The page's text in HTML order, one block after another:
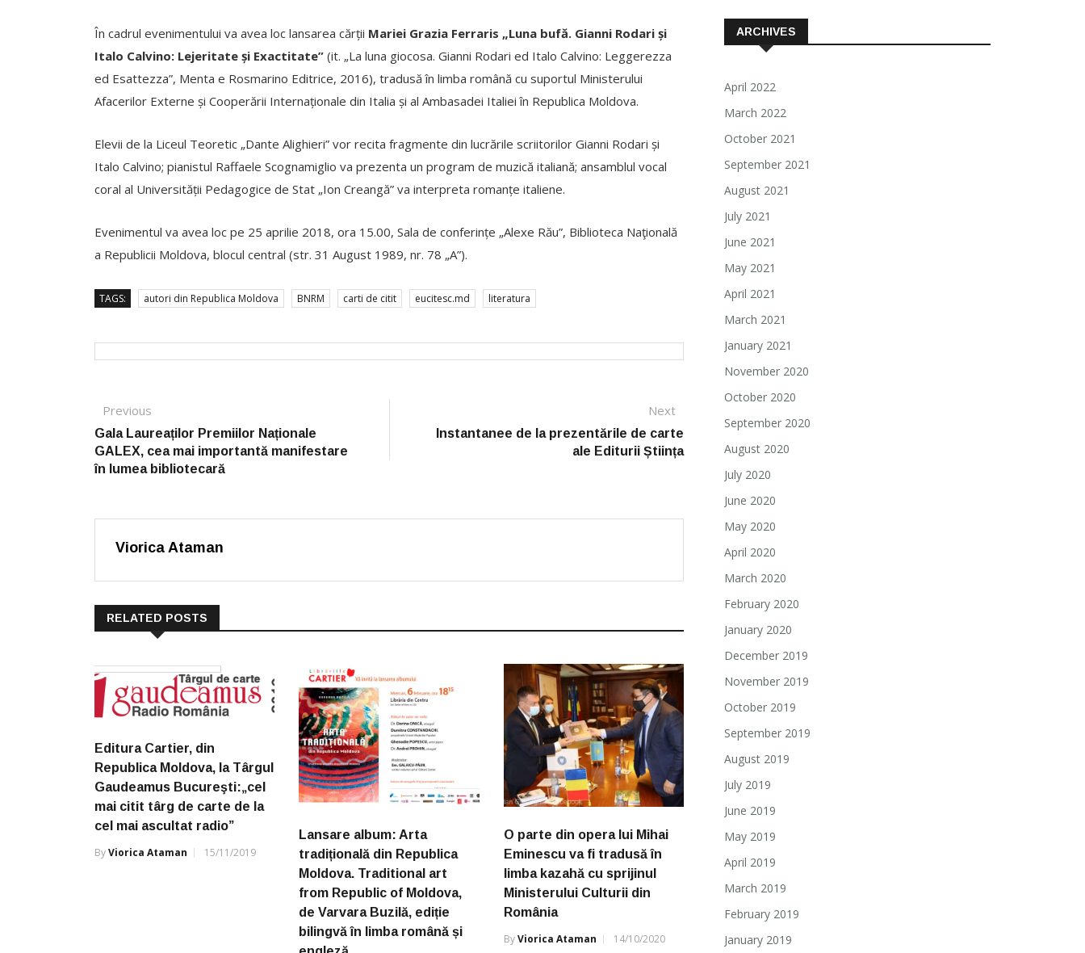
În cadrul evenimentului va avea loc lansarea cărții Mariei Grazia Ferraris „Luna bufă. Gianni Rodari și
Italo Calvino: Lejeritate și Exactitate” (it. „La luna giocosa. Gianni Rodari ed Italo Calvino: Leggerezza
ed Esattezza”, Menta e Rosmarino Editrice, 2016), tradusă în limba română cu suportul Ministerului
Afacerilor Externe și Cooperării Internaționale din Italia și al Ambasadei Italiei în Republica Moldova.
Elevii de la Liceul Teoretic „Dante Alighieri” vor recita fragmente din lucrările scriitorilor Gianni Rodari și
Italo Calvino; pianistul Raffaele Scognamiglio va prezenta un program de muzică italiană; ansamblul vocal
coral al Universității Pedagogice de Stat „Ion Creangă” va interpreta romanțe italiene.
Evenimentul va avea loc pe 25 aprilie 2018, ora 15.00, Sala de conferințe „Alexe Rău”, Biblioteca Naţională
a Republicii Moldova, blocul central (str. 31 August 1989, nr. 78 „A”).
TAGS: autori din Republica Moldova BNRM carti de citit eucitesc.md literatura
Post navigation
Previous
Gala Laureaților Premiilor Naționale
GALEX, cea mai importantă manifestare
în lumea bibliotecară
Next
Instantanee de la prezentările de carte
ale Editurii Știința
Viorica Ataman
RELATED POSTS
Editura Cartier, din
Republica Moldova, la Târgul
Gaudeamus Bucureşti:„cel
mai citit târg de carte de la
cel mai ascultat radio”
ByViorica Ataman 15/11/2019
Lansare album: Arta
tradițională din Republica
Moldova. Traditional art
from Republic of Moldova,
de Varvara Buzilă, ediție
bilingvă în limba română și
O parte din opera lui Mihai
Eminescu va fi tradusă în
limba kazahă cu sprijinul
Ministerului Culturii din
România
ByViorica Ataman 14/10/2020
ARCHIVES
April 2022
March 2022
October 2021
September 2021
August 2021
July 2021
June 2021
May 2021
April 2021
March 2021
January 2021
November 2020
October 2020
September 2020
August 2020
July 2020
June 2020
May 2020
April 2020
March 2020
February 2020
January 2020
December 2019
November 2019
October 2019
September 2019
August 2019
July 2019
June 2019
May 2019
April 2019
March 2019
February 2019
January 2019